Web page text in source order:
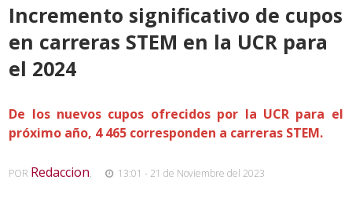
Incremento significativo de cupos
en carreras STEM en la UCR para
el 2024
De los nuevos cupos ofrecidos por la UCR para el
próximo año, 4 465 corresponden a carreras STEM.
POR Redaccion, 13:01 - 21 de Noviembre del 2023